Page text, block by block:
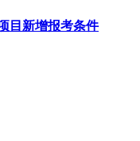
目新增报考条件